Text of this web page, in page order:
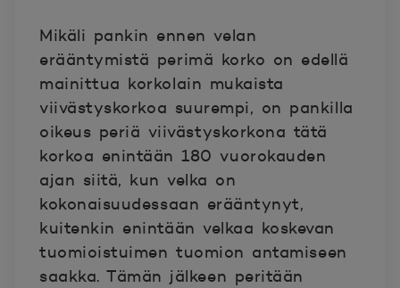
Mikäli pankin ennen velan
erääntymistä perimä korko on edellä
mainittua korkolain mukaista
viivästyskorkoa suurempi, on pankilla
oikeus periä viivästyskorkona tätä
korkoa enintään 180 vuorokauden
ajan siitä, kun velka on
kokonaisuudessaan erääntynyt,
kuitenkin enintään velkaa koskevan
tuomioistuimen tuomion antamiseen
saakka. Tämän jälkeen peritään